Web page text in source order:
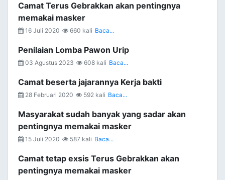
Camat Terus Gebrakkan akan pentingnya
memakai masker
16 Juli 2020 660 kali Baca...
Penilaian Lomba Pawon Urip
03 Agustus 2023 608 kali Baca...
Camat beserta jajarannya Kerja bakti
28 Februari 2020 592 kali Baca...
Masyarakat sudah banyak yang sadar akan
pentingnya memakai masker
15 Juli 2020 587 kali Baca...
Camat tetap exsis Terus Gebrakkan akan
pentingnya memakai masker